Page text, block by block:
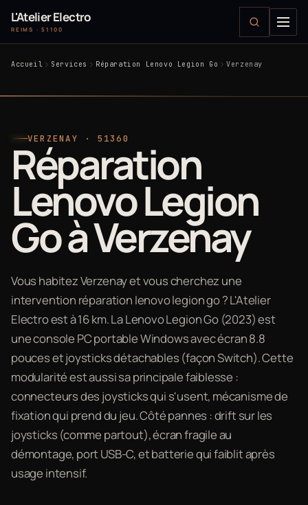
L'Atelier Electro
REIMS · 51100
Accueil Services Réparation Lenovo Legion Go Verzenay
VERZENAY · 51360
Réparation
Lenovo Legion
Go à Verzenay
Vous habitez Verzenay et vous cherchez une
intervention réparation lenovo legion go ? L'Atelier
Electro est à 16 km. La Lenovo Legion Go (2023) est
une console PC portable Windows avec écran 8.8
pouces et joysticks détachables (façon Switch). Cette
modularité est aussi sa principale faiblesse :
connecteurs des joysticks qui s'usent, mécanisme de
fixation qui prend du jeu. Côté pannes : drift sur les
joysticks (comme partout), écran fragile au
démontage, port USB-C, et batterie qui faiblit après
usage intensif.